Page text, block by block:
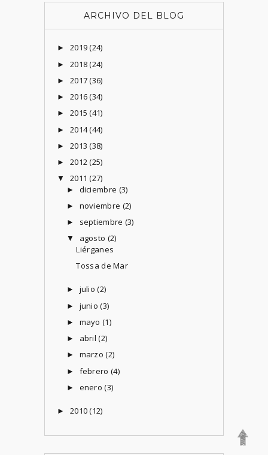
ARCHIVO DEL BLOG
► 2019(24)
► 2018(24)
► 2017(36)
► 2016(34)
► 2015(41)
► 2014(44)
► 2013(38)
► 2012(25)
▼ 2011(27)
► diciembre (3)
► noviembre (2)
► septiembre (3)
▼ agosto (2)
Liérganes
Tossa de Mar
► julio(2)
► junio(3)
► mayo (1)
► abril(2)
► marzo(2)
► febrero (4)
► enero(3)
► 2010(12)